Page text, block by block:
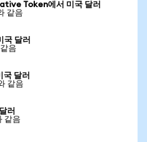
Token에서 미국 달러
같음
달러
음
달러
같음
러
같음